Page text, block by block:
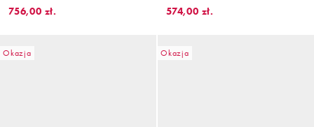
ramię z klapą z rafii
756,00 zł.
torba typu tote z paskiem na
574,00 zł.
Okazja Okazja